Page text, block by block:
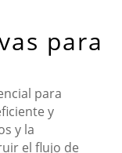
para
para
y
y la
el flujo de